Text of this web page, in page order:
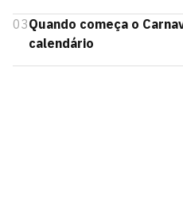
03Quando começa o
calendário